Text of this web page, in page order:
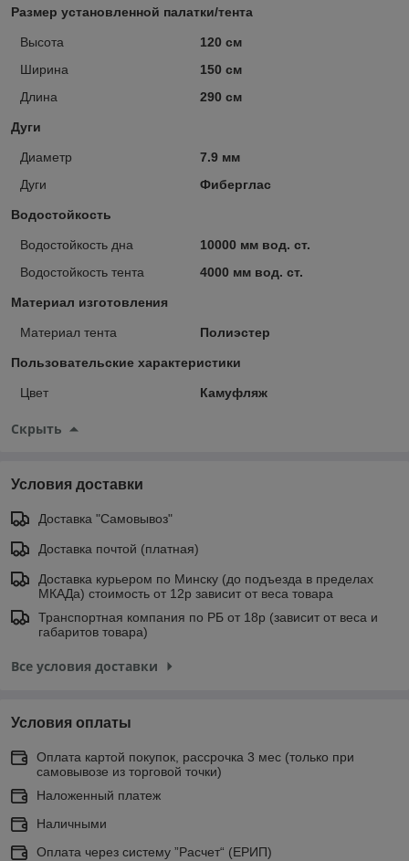
Размер установленной палатки/тента
Высота
120 см
Ширина
150 см
Длина
290 см
Дуги
Диаметр
7.9 мм
Дуги
Фиберглас
Водостойкость
Водостойкость дна
10000 мм вод. ст.
Водостойкость тента
4000 мм вод. ст.
Материал изготовления
Материал тента Полиэстер
Пользовательские характеристики
Цвет Камуфляж
Скрыть
Условия доставки
Доставка "Самовывоз"
Доставка почтой (платная)
Доставка курьером по Минску (до подъезда в пределах
МКАДа) стоимость от 12р зависит от веса товара
Транспортная компания по РБ от 18р (зависит от веса и
габаритов товара)
Все условия доставки
Условия оплаты
Оплата картой покупок, рассрочка 3 мес (только при
самовывозе из торговой точки)
Наложенный платеж
Наличными
Оплата через систему ”Расчет“ (ЕРИП)